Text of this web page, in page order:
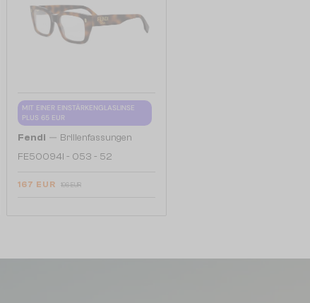
MIT EINER EINSTÄRKENGLASLINSE
PLUS 65 EUR
Fendi — Brillenfassungen
FE50094I - 053 - 52
167 EUR 196 EUR